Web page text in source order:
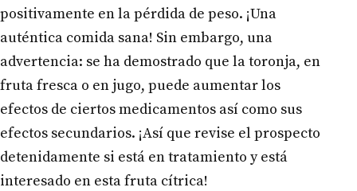
positivamente en la pérdida de peso. ¡Una
auténtica comida sana! Sin embargo, una
advertencia: se ha demostrado que la toronja, en
fruta fresca o en jugo, puede aumentar los
efectos de ciertos medicamentos así como sus
efectos secundarios. ¡Así que revise el prospecto
detenidamente si está en tratamiento y está
interesado en esta fruta cítrica!